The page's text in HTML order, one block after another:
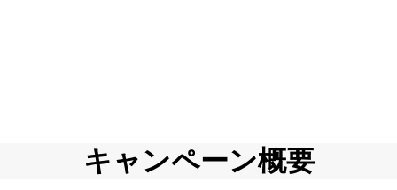
キャンペーン概要